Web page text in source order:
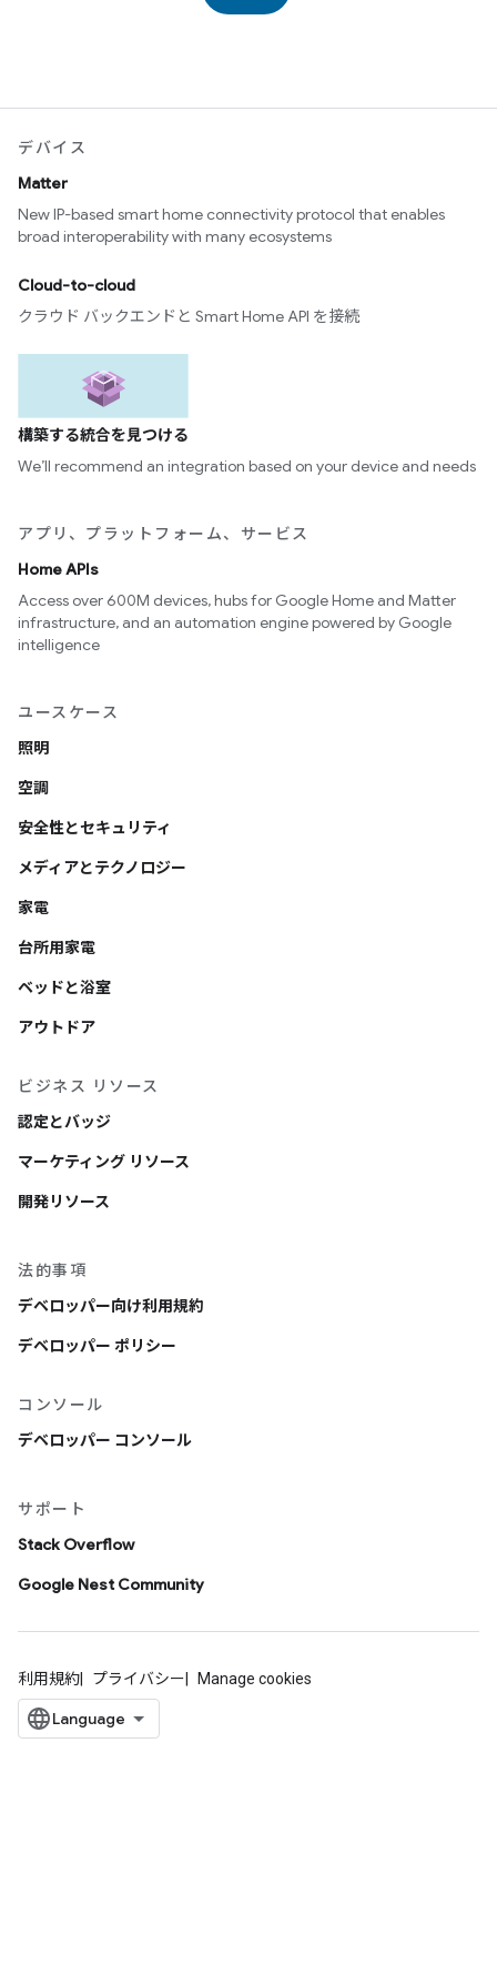
デバイス
Matter
New IP-based smart home connectivity protocol that enables
broad interoperability with many ecosystems
Cloud-to-cloud
クラウド バックエンドと Smart Home API を接続
構築する統合を見つける
We’ll recommend an integration based on your device and needs
アプリ、プラットフォーム、サービス
Home APIs
Access over 600M devices, hubs for Google Home and Matter
infrastructure, and an automation engine powered by Google
intelligence
ユースケース
照明
空調
安全性とセキュリティ
メディアとテクノロジー
家電
台所用家電
ベッドと浴室
アウトドア
ビジネス リソース
認定とバッジ
マーケティング リソース
開発リソース
法的事項
デベロッパー向け利用規約
デベロッパー ポリシー
コンソール
デベロッパー コンソール
サポート
Stack Overflow
Google Nest Community
利用規約 プライバシー Manage cookies